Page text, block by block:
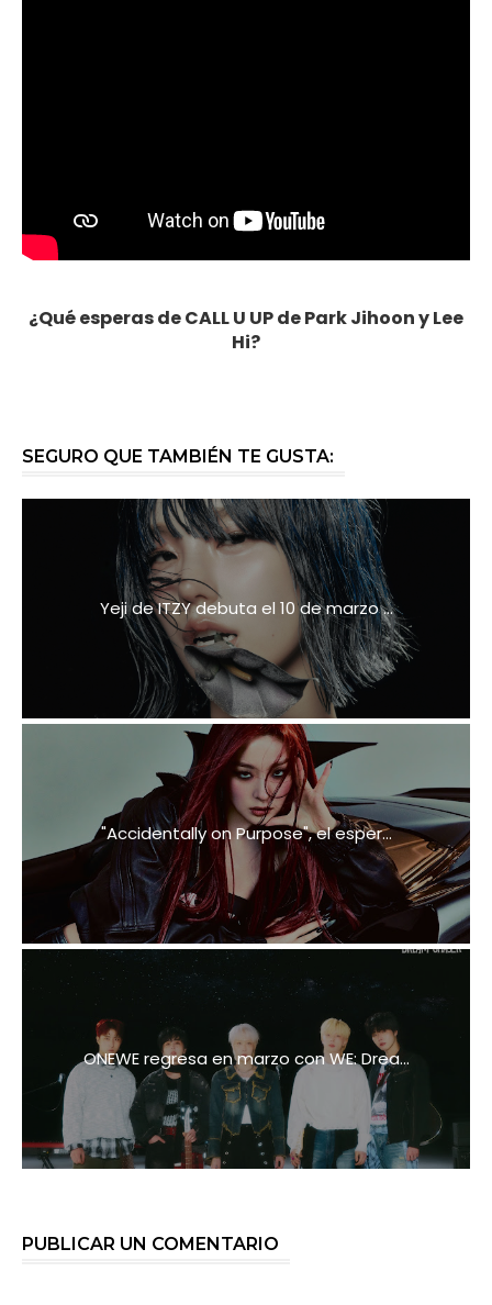
¿Qué esperas de CALL U UP de Park Jihoon y Lee
Hi?
SEGURO QUE TAMBIÉN TE GUSTA:
Yeji de ITZY debuta el 10 de marzo ...
"Accidentally on Purpose", el esper...
ONEWE regresa en marzo con WE: Drea...
PUBLICAR UN COMENTARIO